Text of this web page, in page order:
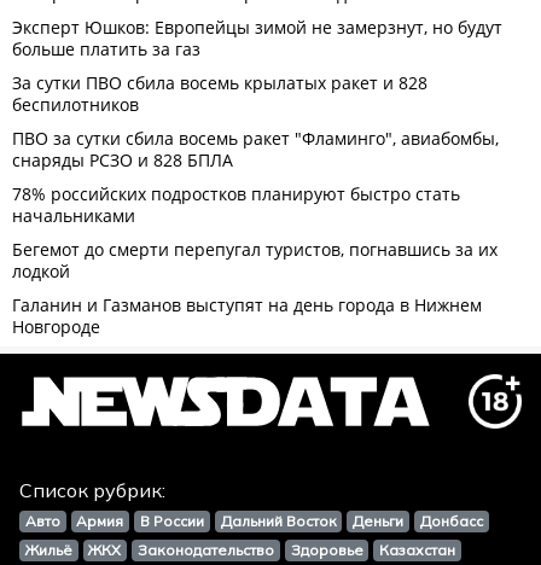
Список рубрик:
Авто Армия В России Дальний Восток Деньги
Донбасс
Жильё
ЖКХ Законодательство Здоровье Казахстан